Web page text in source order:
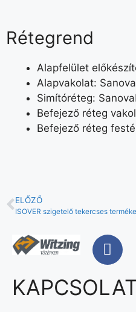
Rétegrend
Alapfelület
Alapvakolat:
Simítóréteg:
Befejező réteg
Befejező réteg
ELŐZŐ
ISOVER szigetelő tekercses